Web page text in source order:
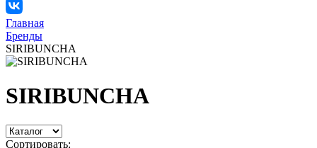
Главная
Бренды
SIRIBUNCHA
SIRIBUNCHA
Сортировать: